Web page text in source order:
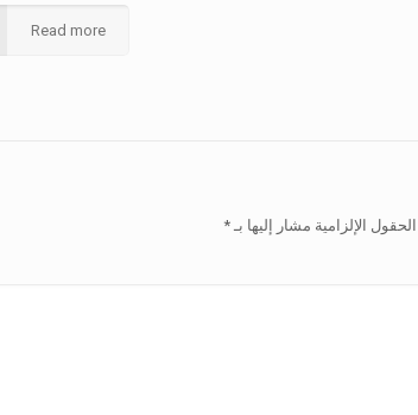
Read more
الحقول الإلزامية مشار إليها بـ*